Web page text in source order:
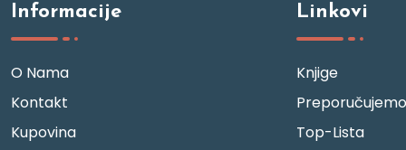
Informacije
O Nama
Kontakt
Kupovina
Linkovi
Knjige
Preporučujemo
Top-Lista